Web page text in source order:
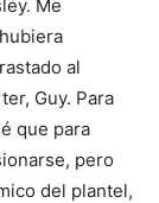
Me
al
Guy. Para
que para
pero
del plantel,